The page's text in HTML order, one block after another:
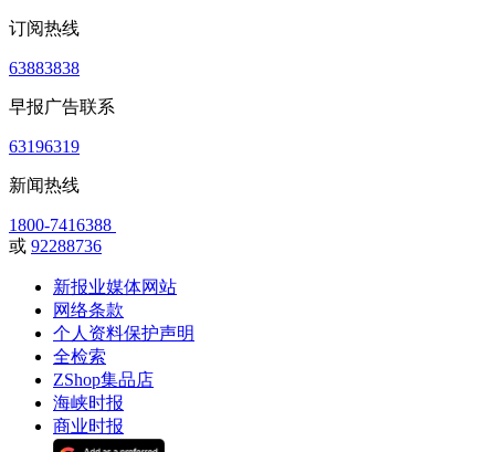
订阅热线
63883838
早报广告联系
63196319
新闻热线
1800-7416388
或 92288736
新报业媒体网站
网络条款
个人资料保护声明
全检索
ZShop集品店
海峡时报
商业时报